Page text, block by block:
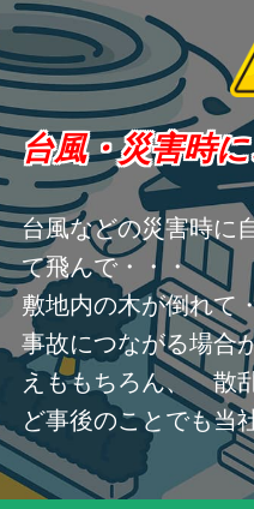
台風・災害時
台風などの災害時に
て飛んで・・・
敷地内の木が倒れて
事故につながる場合
えももちろん、 散
ど事後のことでも当